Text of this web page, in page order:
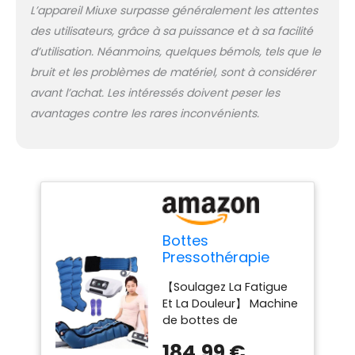
minutes, les
programmes de
massage simulent les
mains humaines
pressant le massage
pour répondre à
différents besoins
soulagement de la
douleur aux jambes et
la relaxation
quotidienne. 【6-
Chambres Bottes De
Compression】 Les
masseurs de jambes
pneumatiques se
gonflent et dégonflent
chronométré de
L’appareil Miuxe surpasse généralement les attentes
des utilisateurs, grâce à sa puissance et à sa facilité
d’utilisation. Néanmoins, quelques bémols, tels que le
bruit et les problèmes de matériel, sont à considérer
avant l’achat. Les intéressés doivent peser les
avantages contre les rares inconvénients.
Bottes
Pressothérapie
et bras, Appareil
De Massage
Drainage
Lymphatique
【Soulagez La Fatigue
Et La Douleur】 Machine
de bottes de